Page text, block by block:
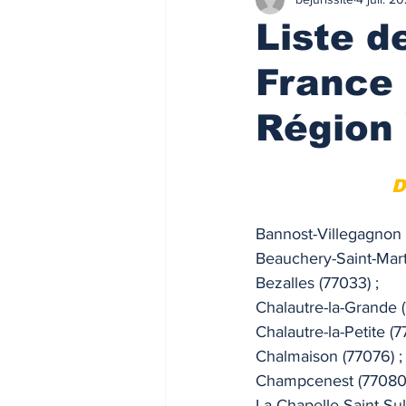
Prix de l'immobilier
ACTU PRO
Taux de l'usure
Liste
Région
Bannost-Villegagnon
Beauchery-Saint-
Bezalles (77033) ;
Chalautre-la-Grande
Chalautre-la-Petite
Chalmaison (77076) ;
Champcenest